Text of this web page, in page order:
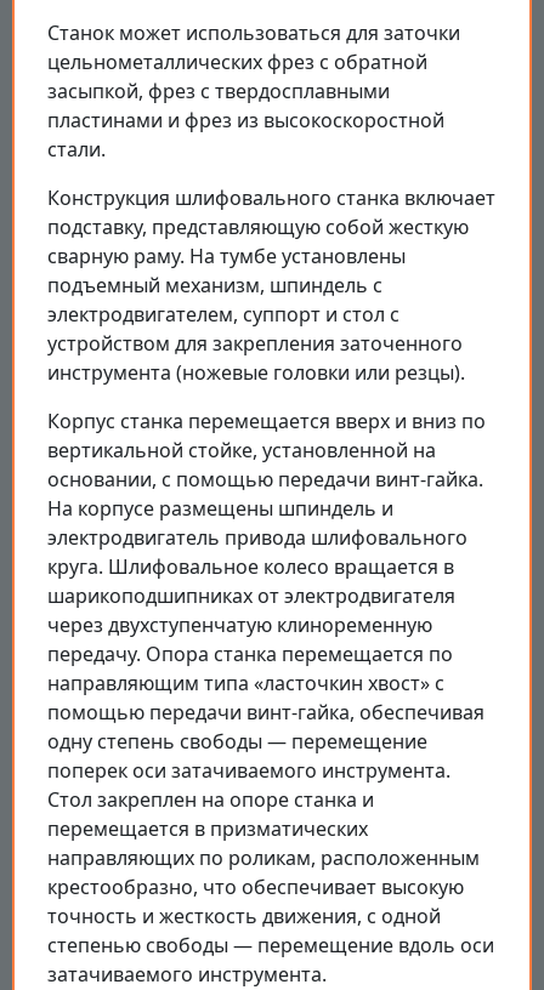
Станок может использоваться для заточки
цельнометаллических фрез с обратной
засыпкой, фрез с твердосплавными
пластинами и фрез из высокоскоростной
стали.
Конструкция шлифовального станка включает
подставку, представляющую собой жесткую
сварную раму. На тумбе установлены
подъемный механизм, шпиндель с
электродвигателем, суппорт и стол с
устройством для закрепления заточенного
инструмента (ножевые головки или резцы).
Корпус станка перемещается вверх и вниз по
вертикальной стойке, установленной на
основании, с помощью передачи винт-гайка.
На корпусе размещены шпиндель и
электродвигатель привода шлифовального
круга. Шлифовальное колесо вращается в
шарикоподшипниках от электродвигателя
через двухступенчатую клиноременную
передачу. Опора станка перемещается по
направляющим типа «ласточкин хвост» с
помощью передачи винт-гайка, обеспечивая
одну степень свободы — перемещение
поперек оси затачиваемого инструмента.
Стол закреплен на опоре станка и
перемещается в призматических
направляющих по роликам, расположенным
крестообразно, что обеспечивает высокую
точность и жесткость движения, с одной
степенью свободы — перемещение вдоль оси
затачиваемого инструмента.